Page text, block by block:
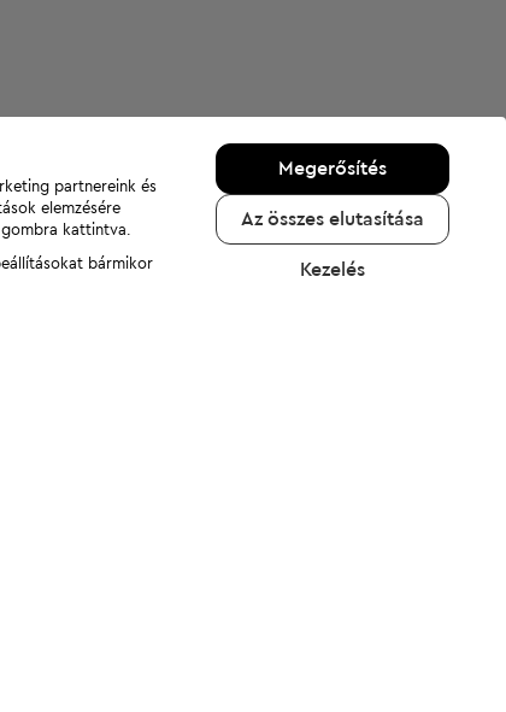
partnereink és
elemzésére
kattintva.
bármikor
Megerősítés
Az összes elutasítása
Kezelés